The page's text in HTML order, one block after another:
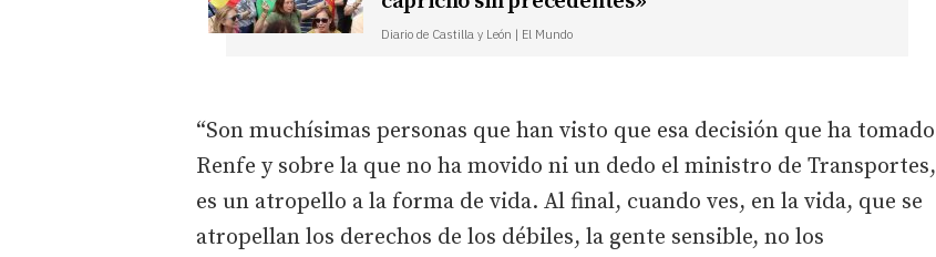
Diario de Castilla y León | El Mundo
“Son muchísimas personas que han visto que esa decisión que ha tomado
Renfe y sobre la que no ha movido ni un dedo el ministro de Transportes,
es un atropello a la forma de vida. Al final, cuando ves, en la vida, que se
atropellan los derechos de los débiles, la gente sensible, no los